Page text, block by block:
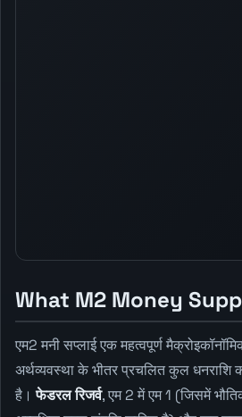
What M2 Money
एम2 मनी सप्लाई एक महत्वपूर्ण
अर्थव्यवस्था के भीतर प्रचलित कुल धनराशि
है।फेडरल रिजर्व, एम 2 में एम 1 (जिसमें